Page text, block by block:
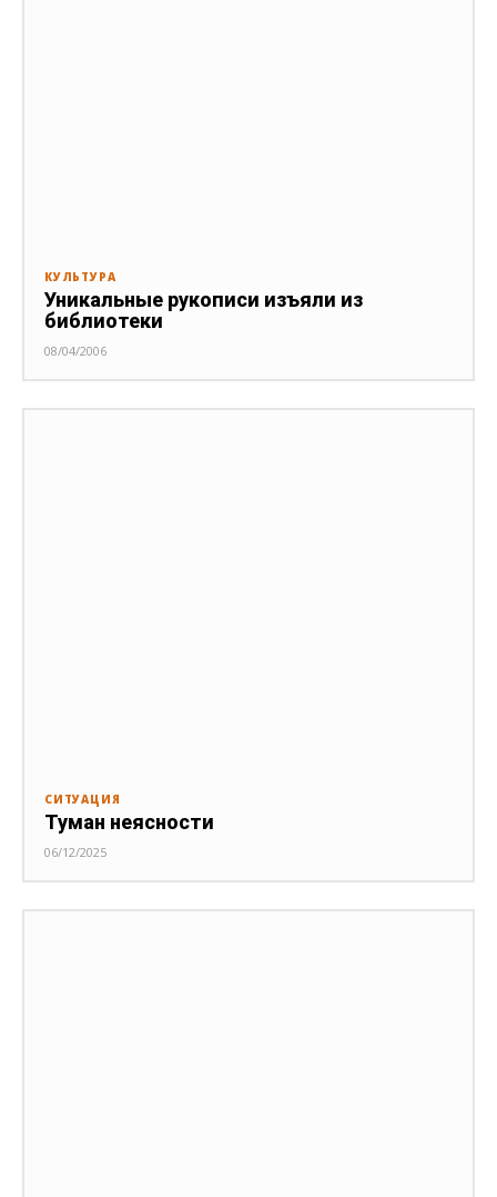
КУЛЬТУРА
Уникальные рукописи изъяли из
библиотеки
08/04/2006
СИТУАЦИЯ
Туман неясности
06/12/2025